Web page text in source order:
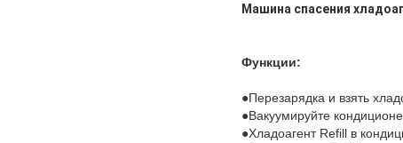
Машина спасения
Функции:
●Перезарядка и взять
●Вакуумируйте
●Хладоагент Refill в